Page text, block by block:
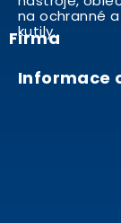
na ochranné
kutily..
Firma
Informace